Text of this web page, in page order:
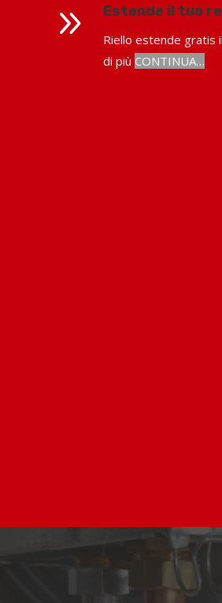
9 Estende il tuo
Riello estende gratis
di più CONTINUA…